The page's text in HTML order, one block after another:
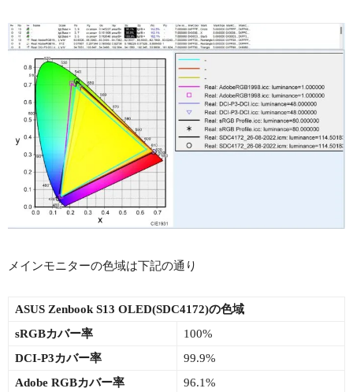
メインモニターの色域は下記の通り
ASUS Zenbook S13 OLED(SDC4172)の色域
sRGBカバー率
100%
DCI-P3カバー率
99.9%
Adobe RGBカバー率
96.1%